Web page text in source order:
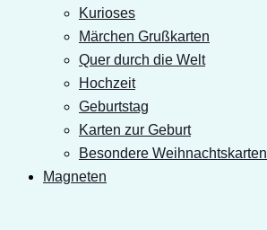
Kurioses
Märchen Grußkarten
Quer durch die Welt
Hochzeit
Geburtstag
Karten zur Geburt
Besondere Weihnachtskarten
Magneten